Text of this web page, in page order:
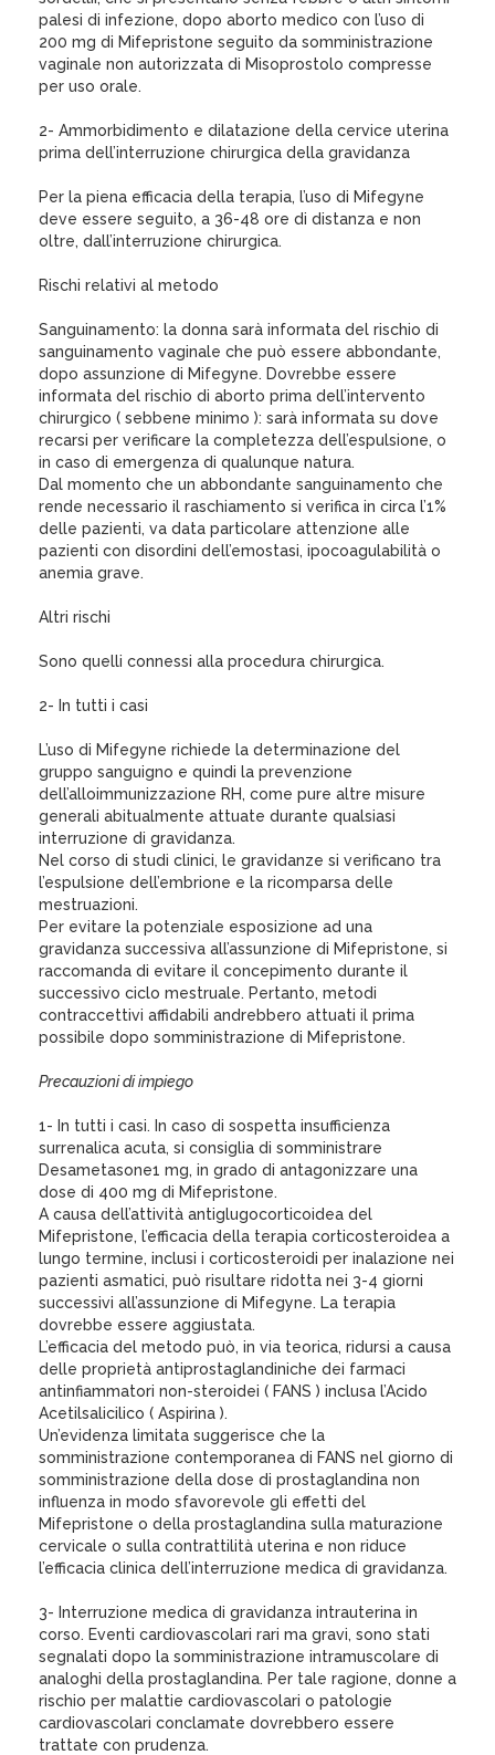
palesi di infezione, dopo aborto medico con l’uso di
200 mg di Mifepristone seguito da somministrazione
vaginale non autorizzata di Misoprostolo compresse
per uso orale.
2- Ammorbidimento e dilatazione della cervice uterina
prima dell’interruzione chirurgica della gravidanza
Per la piena efficacia della terapia, l’uso di Mifegyne
deve essere seguito, a 36-48 ore di distanza e non
oltre, dall’interruzione chirurgica.
Rischi relativi al metodo
Sanguinamento: la donna sarà informata del rischio di
sanguinamento vaginale che può essere abbondante,
dopo assunzione di Mifegyne. Dovrebbe essere
informata del rischio di aborto prima dell’intervento
chirurgico ( sebbene minimo ): sarà informata su dove
recarsi per verificare la completezza dell’espulsione, o
in caso di emergenza di qualunque natura.
Dal momento che un abbondante sanguinamento che
rende necessario il raschiamento si verifica in circa l’1%
delle pazienti, va data particolare attenzione alle
pazienti con disordini dell’emostasi, ipocoagulabilità o
anemia grave.
Altri rischi
Sono quelli connessi alla procedura chirurgica.
2- In tutti i casi
L’uso di Mifegyne richiede la determinazione del
gruppo sanguigno e quindi la prevenzione
dell’alloimmunizzazione RH, come pure altre misure
generali abitualmente attuate durante qualsiasi
interruzione di gravidanza.
Nel corso di studi clinici, le gravidanze si verificano tra
l’espulsione dell’embrione e la ricomparsa delle
mestruazioni.
Per evitare la potenziale esposizione ad una
gravidanza successiva all’assunzione di Mifepristone, si
raccomanda di evitare il concepimento durante il
successivo ciclo mestruale. Pertanto, metodi
contraccettivi affidabili andrebbero attuati il prima
possibile dopo somministrazione di Mifepristone.
Precauzioni di impiego
1- In tutti i casi. In caso di sospetta insufficienza
surrenalica acuta, si consiglia di somministrare
Desametasone1 mg, in grado di antagonizzare una
dose di 400 mg di Mifepristone.
A causa dell’attività antiglugocorticoidea del
Mifepristone, l’efficacia della terapia corticosteroidea a
lungo termine, inclusi i corticosteroidi per inalazione nei
pazienti asmatici, può risultare ridotta nei 3-4 giorni
successivi all’assunzione di Mifegyne. La terapia
dovrebbe essere aggiustata.
L’efficacia del metodo può, in via teorica, ridursi a causa
delle proprietà antiprostaglandiniche dei farmaci
antinfiammatori non-steroidei ( FANS ) inclusa l’Acido
Acetilsalicilico ( Aspirina ).
Un’evidenza limitata suggerisce che la
somministrazione contemporanea di FANS nel giorno di
somministrazione della dose di prostaglandina non
influenza in modo sfavorevole gli effetti del
Mifepristone o della prostaglandina sulla maturazione
cervicale o sulla contrattilità uterina e non riduce
l’efficacia clinica dell’interruzione medica di gravidanza.
3- Interruzione medica di gravidanza intrauterina in
corso. Eventi cardiovascolari rari ma gravi, sono stati
segnalati dopo la somministrazione intramuscolare di
analoghi della prostaglandina. Per tale ragione, donne a
rischio per malattie cardiovascolari o patologie
cardiovascolari conclamate dovrebbero essere
trattate con prudenza.